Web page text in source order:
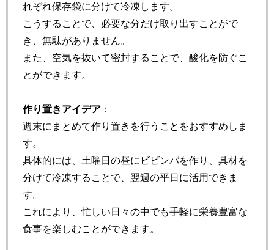
れぞれ保存袋に分けて冷凍します。
こうすることで、必要な分だけ取り出すことがで
き、無駄がありません。
また、空気を抜いて密封することで、酸化を防ぐこ
とができます。
作り置きアイデア ：
週末にまとめて作り置きを行うことをおすすめしま
す。
具体的には、土曜日の昼にビビンバを作り、具材を
分けて冷凍することで、翌週の平日に活用できま
す。
これにより、忙しい日々の中でも手軽に栄養豊富な
食事を楽しむことができます。